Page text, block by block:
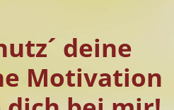
deine
Motivation